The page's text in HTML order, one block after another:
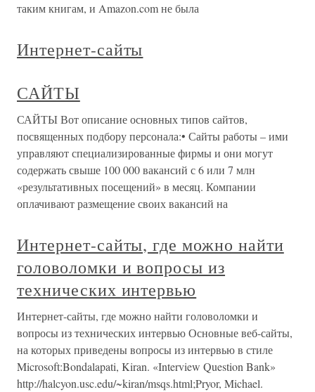
таким книгам, и Amazon.com не была
Интернет-сайты
САЙТЫ
САЙТЫ Вот описание основных типов сайтов,
посвященных подбору персонала:• Сайты работы – ими
управляют специализированные фирмы и они могут
содержать свыше 100 000 вакансий с 6 или 7 млн
«результативных посещений» в месяц. Компании
оплачивают размещение своих вакансий на
Интернет-сайты, где можно найти
головоломки и вопросы из
технических интервью
Интернет-сайты, где можно найти головоломки и
вопросы из технических интервью Основные веб-сайты,
на которых приведены вопросы из интервью в стиле
Microsoft:Bondalapati, Kiran. «Interview Question Bank»
http://halcyon.usc.edu/~kiran/msqs.html;Pryor, Michael.